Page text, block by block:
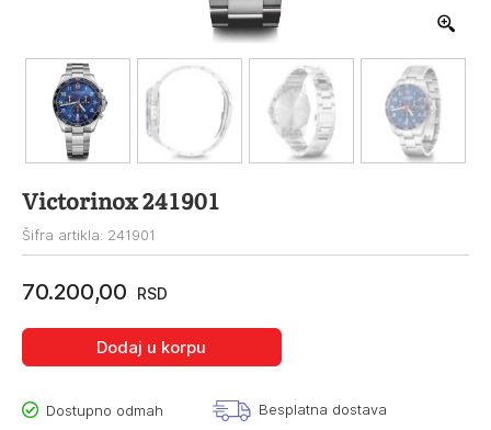
Victorinox 241901
Šifra artikla: 241901
70.200,00 RSD
Dodaj u korpu
Dostupno odmah Besplatna dostava